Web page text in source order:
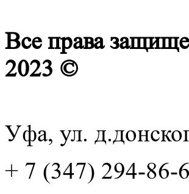
Все права
2023 ©
Уфа, ул.
+ 7 (347) 294-86-